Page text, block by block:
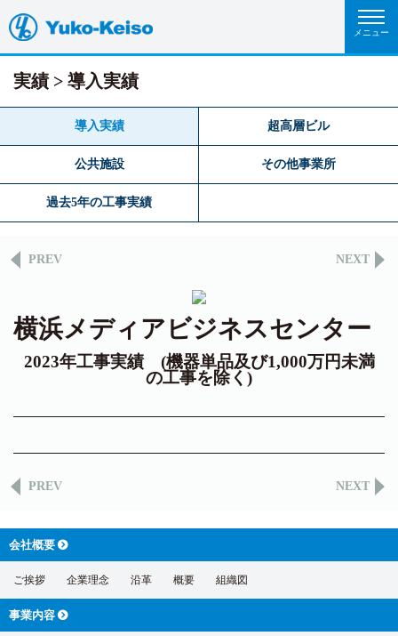
実績 導入実績
導入実績 超高層ビル
公共施設 その他事業所
過去5年の工事実績
PREV NEXT
横浜メディアビジネスセンター
2023年工事実績 (機器単品及び1,000万円未満
の工事を除く)
PREV NEXT
会社概要
ご挨拶 企業理念 沿革 概要 組織図
事業内容